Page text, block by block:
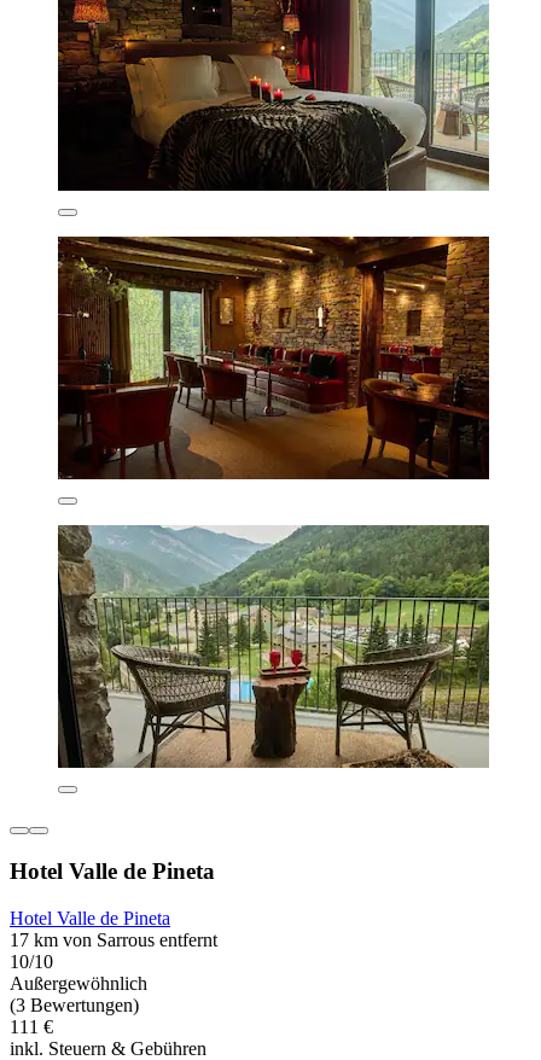
Hotel Valle de Pineta
Hotel Valle de Pineta
17 km von Sarrous entfernt
10/10
Außergewöhnlich
(3 Bewertungen)
111 €
inkl. Steuern & Gebühren